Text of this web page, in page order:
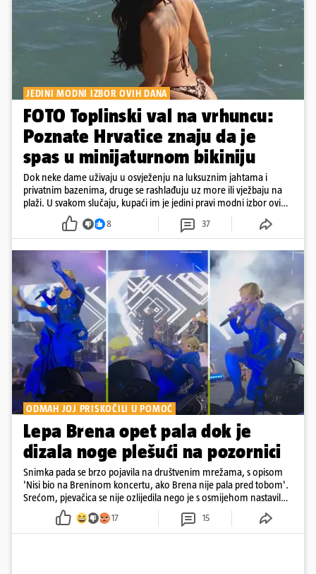
JEDINI MODNI IZBOR OVIH DANA
FOTO Toplinski val na vrhuncu:
Poznate Hrvatice znaju da je
spas u minijaturnom bikiniju
Dok neke dame uživaju u osvježenju na luksuznim jahtama i
privatnim bazenima, druge se rashlađuju uz more ili vježbaju na
plaži. U svakom slučaju, kupaći im je jedini pravi modni izbor ovih
8 37
ODMAH JOJ PRISKOČILI U POMOĆ
Lepa Brena opet pala dok je
dizala noge plešući na pozornici
Snimka pada se brzo pojavila na društvenim mrežama, s opisom
'Nisi bio na Breninom koncertu, ako Brena nije pala pred tobom'.
Srećom, pjevačica se nije ozlijedila nego je s osmijehom nastavila
17 15